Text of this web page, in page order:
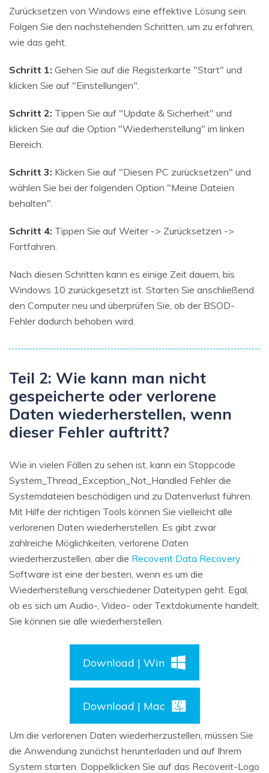
Zurücksetzen von Windows eine effektive Lösung sein.
Folgen Sie den nachstehenden Schritten, um zu erfahren,
wie das geht.
Schritt 1: Gehen Sie auf die Registerkarte "Start" und
klicken Sie auf "Einstellungen".
Schritt 2: Tippen Sie auf "Update & Sicherheit" und
klicken Sie auf die Option "Wiederherstellung" im linken
Bereich.
Schritt 3: Klicken Sie auf "Diesen PC zurücksetzen" und
wählen Sie bei der folgenden Option "Meine Dateien
behalten".
Schritt 4: Tippen Sie auf Weiter -> Zurücksetzen ->
Fortfahren.
Nach diesen Schritten kann es einige Zeit dauern, bis
Windows 10 zurückgesetzt ist. Starten Sie anschließend
den Computer neu und überprüfen Sie, ob der BSOD-
Fehler dadurch behoben wird.
Teil 2: Wie kann man nicht
gespeicherte oder verlorene
Daten wiederherstellen, wenn
dieser Fehler auftritt?
Wie in vielen Fällen zu sehen ist, kann ein Stoppcode
System_Thread_Exception_Not_Handled Fehler die
Systemdateien beschädigen und zu Datenverlust führen.
Mit Hilfe der richtigen Tools können Sie vielleicht alle
verlorenen Daten wiederherstellen. Es gibt zwar
zahlreiche Möglichkeiten, verlorene Daten
wiederherzustellen, aber die Recoverit Data Recovery
Software ist eine der besten, wenn es um die
Wiederherstellung verschiedener Dateitypen geht. Egal,
ob es sich um Audio-, Video- oder Textdokumente handelt,
Sie können sie alle wiederherstellen.
Download | Win
Download | Mac
Um die verlorenen Daten wiederherzustellen, müssen Sie
die Anwendung zunächst herunterladen und auf Ihrem
System starten. Doppelklicken Sie auf das Recoverit-Logo